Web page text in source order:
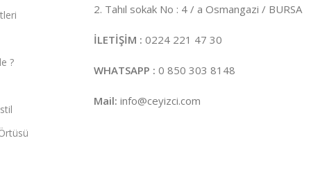
?
2. Tahıl sokak No : 4 / a Osmangazi / BURSA
İLETİŞİM : 0224 221 47 30
WHATSAPP : 0 850 303 8148
Mail: info@ceyizci.com